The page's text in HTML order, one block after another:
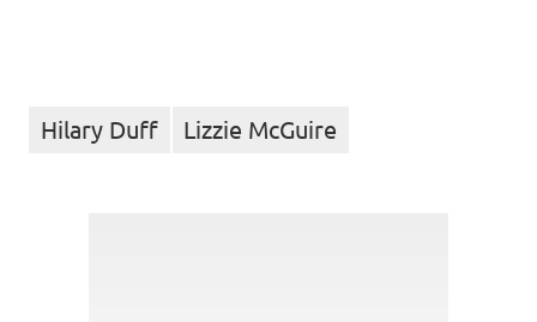
Hilary Duff Lizzie McGuire